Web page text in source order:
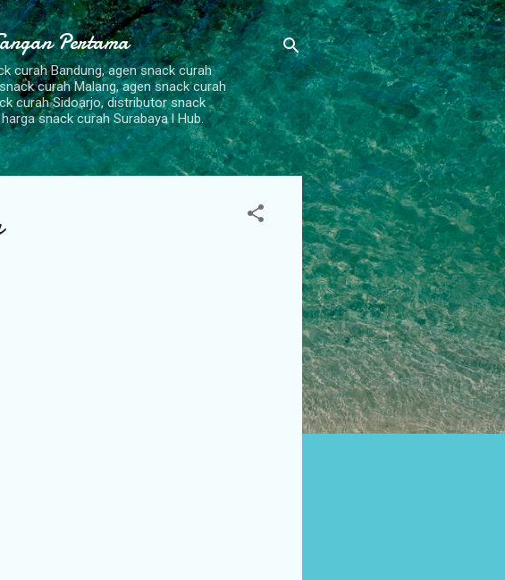
Pertama
curah Bandung, agen snack curah
curah Malang, agen snack curah
curah Sidoarjo, distributor snack
snack curah Surabaya l Hub.